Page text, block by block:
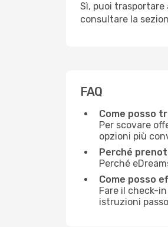
Sì, puoi
consultare la
FAQ
Come posso
Per scovare
opzioni più
Perché
Perché
Come posso
Fare il check-
istruzioni